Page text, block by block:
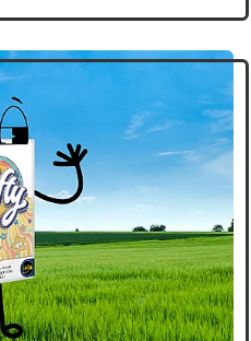
a posé quelques